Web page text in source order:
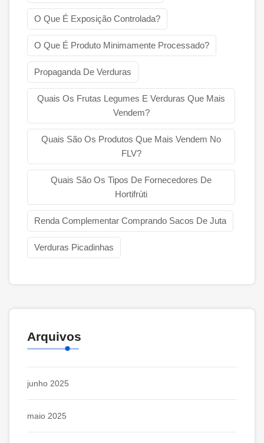
O Que É Exposição Controlada?
O Que É Produto Minimamente Processado?
Propaganda De Verduras
Quais Os Frutas Legumes E Verduras Que Mais
Vendem?
Quais São Os Produtos Que Mais Vendem No
FLV?
Quais São Os Tipos De Fornecedores De
Hortifrúti
Renda Complementar Comprando Sacos De Juta
Verduras Picadinhas
Arquivos
junho 2025
maio 2025